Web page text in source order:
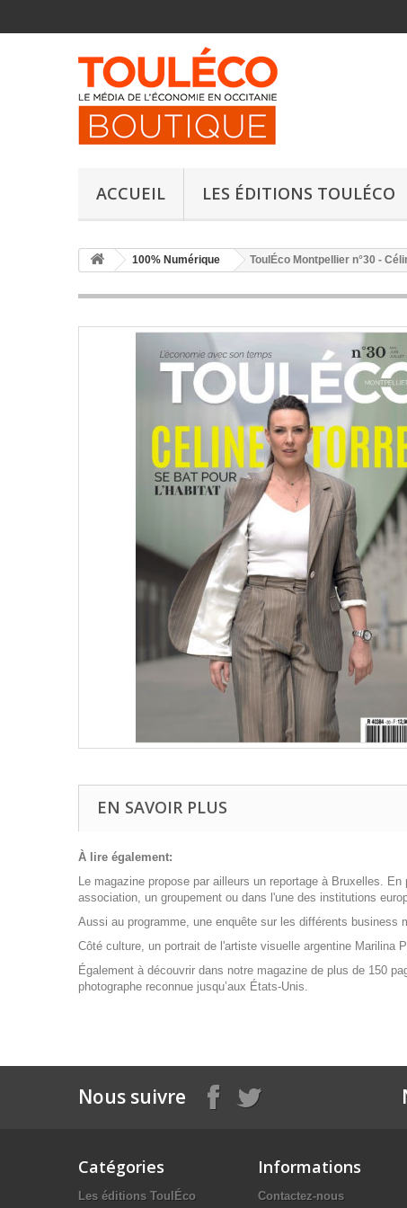
ACCUEIL LES ÉDITIONS TOULÉCO
100% Numérique ToulÉco Montpellier n°30 -
EN SAVOIR PLUS
À lire également:
Le magazine propose par ailleurs un reportage à Bruxelles.
association, un groupement ou dans l'une des institutions
Aussi au programme, une enquête sur les différents business
Côté culture, un portrait de l'artiste visuelle argentine Marilina
Également à découvrir dans notre magazine de plus de 150
photographe reconnue jusqu’aux États-Unis.
Nous suivre
Catégories
Les éditions ToulÉco
Informations
Contactez-nous